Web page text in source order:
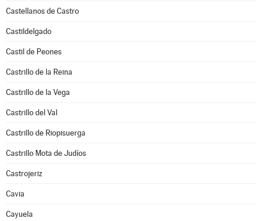
Castellanos de Castro
Castildelgado
Castil de Peones
Castrillo de la Reina
Castrillo de la Vega
Castrillo del Val
Castrillo de Riopisuerga
Castrillo Mota de Judíos
Castrojeriz
Cavia
Cayuela